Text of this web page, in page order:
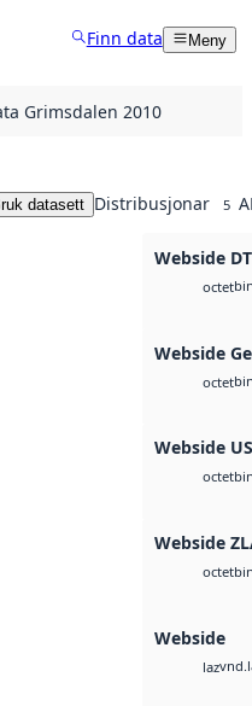
Finn data Meny
Grimsdalen 2010
datasett Distribusjonar 5
Webside
octet
Webside
octet
Webside
octet
Webside
octet
Webside
laz